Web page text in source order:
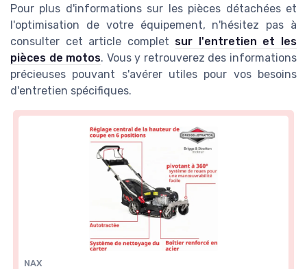
Pour plus d'informations sur les pièces détachées et
l'optimisation de votre équipement, n'hésitez pas à
consulter cet article complet sur l'entretien et les
pièces de motos. Vous y retrouverez des informations
précieuses pouvant s'avérer utiles pour vos besoins
d'entretien spécifiques.
NAX